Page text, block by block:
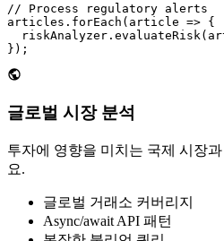
// Process regulatory alerts
articles.forEach(article => {
});
글로벌 시장 분석
투자에 영향을 미치는 국제 시장
요.
글로벌 거래소 커버리지
Async/await API 패턴